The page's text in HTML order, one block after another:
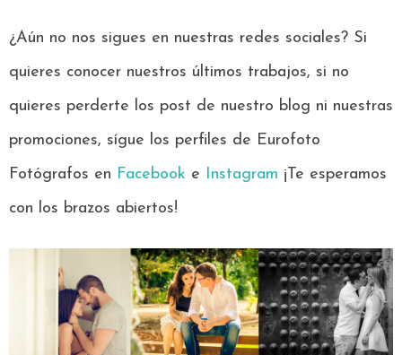
¿Aún no nos sigues en nuestras redes sociales? Si
quieres conocer nuestros últimos trabajos, si no
quieres perderte los post de nuestro blog ni nuestras
promociones, sígue los perfiles de Eurofoto
Fotógrafos en Facebook e Instagram ¡Te esperamos
con los brazos abiertos!